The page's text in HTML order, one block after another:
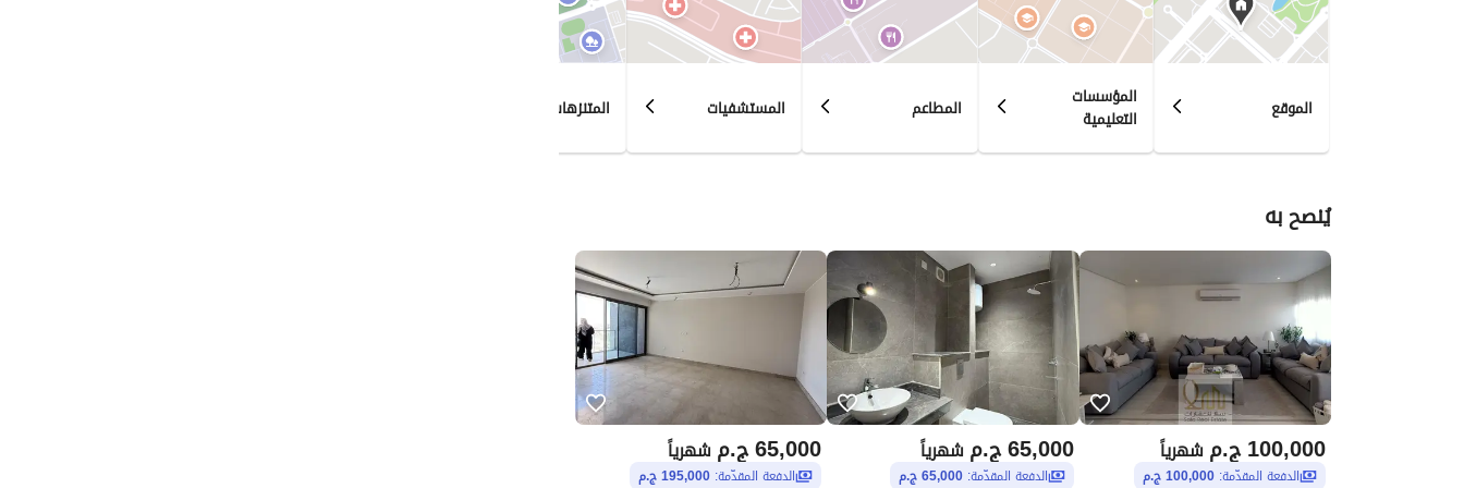
الموقع المؤسسات
التعليمية المطاعم المستشفيات المتنزهات
يُنصح به
ج.م100,000 شهرياً
الدفعة المقدّمة: 100,000 ج.م
ج.م65,000 شهرياً
الدفعة المقدّمة:65,000 ج.م
ج.م65,000 شهرياً
الدفعة المقدّمة: 195,000 ج.م